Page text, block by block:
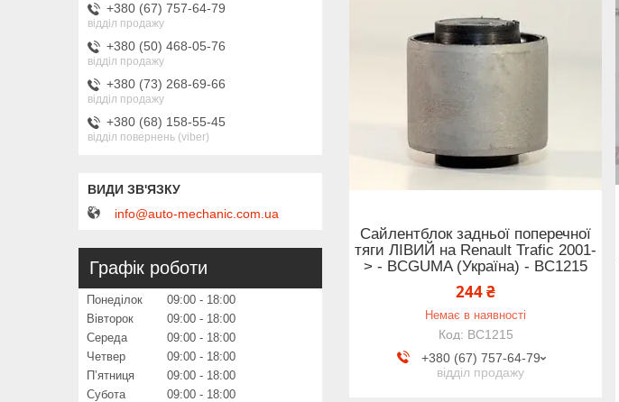
Сайлентблок задньої поперечної
тяги ЛІВИЙ на Renault Trafic 2001-
> - BCGUMA (Україна) - BC1215
244 ₴
Немає в наявності
BC1215
+380 (67) 757-64-79
відділ продажу
+380 (67) 757-64-79
відділ продажу
+380 (50) 468-05-76
відділ продажу
+380 (73) 268-69-66
відділ продажу
+380 (68) 158-55-45
відділ повернень (viber)
info@auto-mechanic.com.ua
Графік роботи
Понеділок 09:00
18:00
Вівторок
09:00
18:00
Середа
09:00
18:00
Четвер
09:00
18:00
Пʼятниця
09:00
18:00
Субота
09:00
18:00